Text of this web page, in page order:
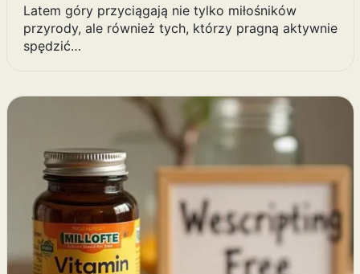
Latem góry przyciągają nie tylko miłośników
przyrody, ale również tych, którzy pragną aktywnie
spędzić…